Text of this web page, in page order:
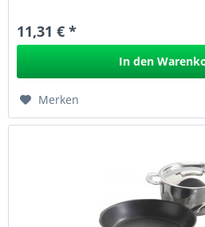
11,31 € *
In den
Merken